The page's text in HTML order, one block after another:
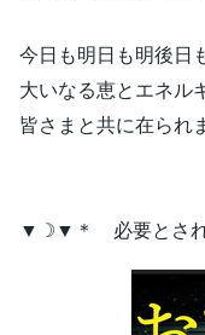
今日も明日も明後日
大いなる恵とエネル
皆さまと共に在られ
▼☽▼＊ 必要とさ